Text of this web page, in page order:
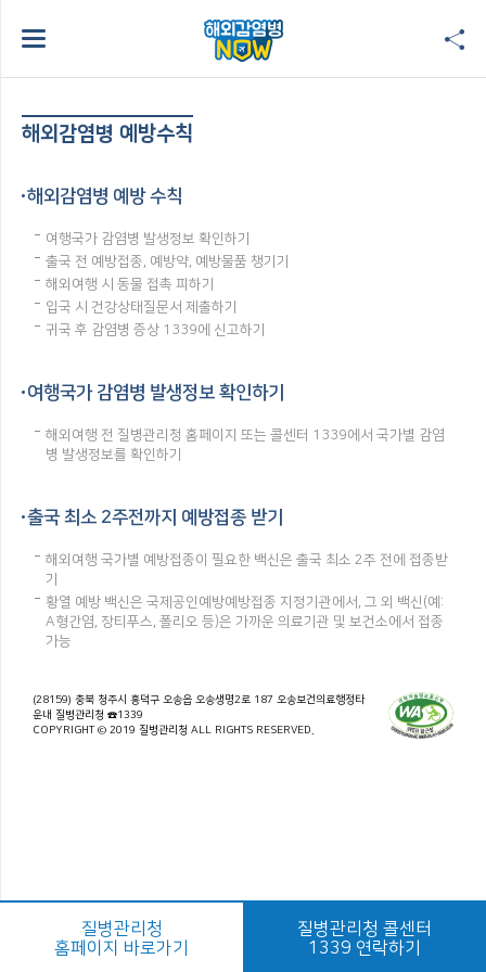
해외감염병 예방수칙
해외감염병 예방 수칙
여행국가 감염병 발생정보 확인하기
출국 전 예방접종, 예방약, 예방물품 챙기기
해외여행 시 동물 접촉 피하기
입국 시 건강상태질문서 제출하기
귀국 후 감염병 증상 1339에 신고하기
여행국가 감염병 발생정보 확인하기
해외여행 전 질병관리청 홈페이지 또는 콜센터 1339에서 국가별 감염
병 발생정보를 확인하기
출국 최소 2주전까지 예방접종 받기
해외여행 국가별 예방접종이 필요한 백신은 출국 최소 2주 전에 접종받
기
황열 예방 백신은 국제공인예방예방접종 지정기관에서, 그 외 백신(예:
A형간염, 장티푸스, 폴리오 등)은 가까운 의료기관 및 보건소에서 접종
가능
(28159) 충북 청주시 흥덕구 오송읍 오송생명2로 187 오송보건의료행정타
운내 질병관리청 ☎1339
COPYRIGHT © 2019 질병관리청 ALL RIGHTS RESERVED.
질병관리청
홈페이지 바로가기
질병관리청 콜센터
1339 연락하기